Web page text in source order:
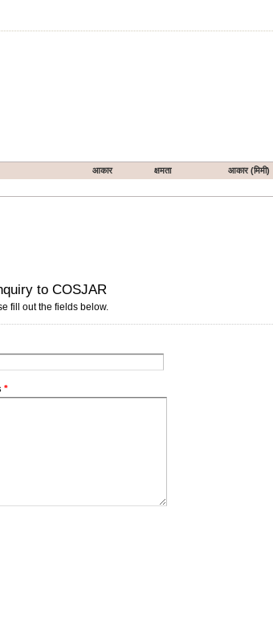
आकार क्षमता आकार (मिमी)